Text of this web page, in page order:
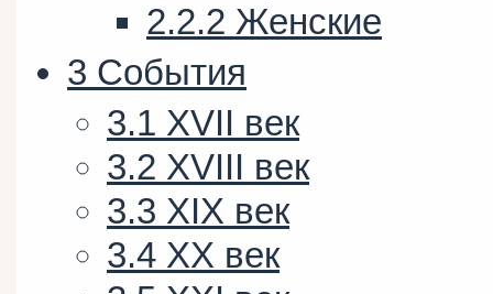
2.2.2 Женские
3 События
3.1 XVII век
3.2 XVIII век
3.3 XIX век
3.4 XX век